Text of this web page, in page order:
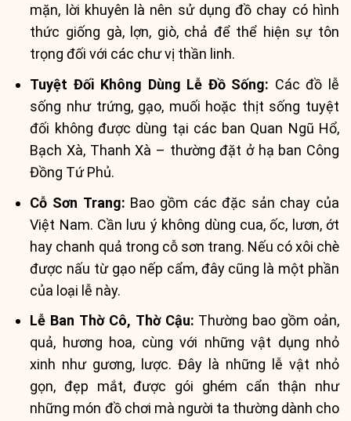
mặn, lời khuyên là nên sử dụng đồ chay có hình
thức giống gà, lợn, giò, chả để thể hiện sự tôn
trọng đối với các chư vị thần linh.
Tuyệt Đối Không Dùng Lễ Đồ Sống: Các đồ lễ
sống như trứng, gạo, muối hoặc thịt sống tuyệt
đối không được dùng tại các ban Quan Ngũ Hổ,
Bạch Xà, Thanh Xà – thường đặt ở hạ ban Công
Đồng Tứ Phủ.
Cỗ Sơn Trang: Bao gồm các đặc sản chay của
Việt Nam. Cần lưu ý không dùng cua, ốc, lươn, ớt
hay chanh quả trong cỗ sơn trang. Nếu có xôi chè
được nấu từ gạo nếp cẩm, đây cũng là một phần
của loại lễ này.
Lễ Ban Thờ Cô, Thờ Cậu: Thường bao gồm oản,
quả, hương hoa, cùng với những vật dụng nhỏ
xinh như gương, lược. Đây là những lễ vật nhỏ
gọn, đẹp mắt, được gói ghém cẩn thận như
những món đồ chơi mà người ta thường dành cho